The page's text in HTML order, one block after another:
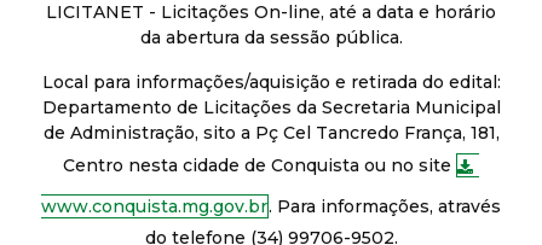
LICITANET - Licitações On-line, até a data e horário
da abertura da sessão pública.
Local para informações/aquisição e retirada do edital:
Departamento de Licitações da Secretaria Municipal
de Administração, sito a Pç Cel Tancredo França, 181,
Centro nesta cidade de Conquista ou no site
www.conquista.mg.gov.br. Para informações, através
do telefone (34) 99706-9502.